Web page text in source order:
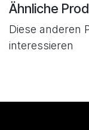
Ähnliche
Diese anderen
interessieren